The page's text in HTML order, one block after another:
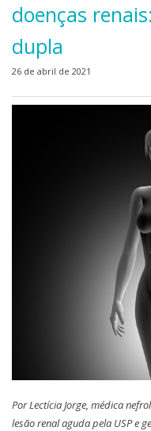
doenças
dupla
26 de abril de 2021
Por Lectícia Jorge, médica
lesão renal aguda pela USP e